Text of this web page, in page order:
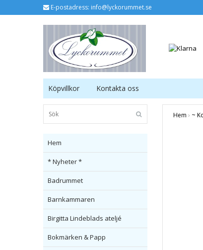
E-postadress: info@lyckorummet.se
Köpvillkor Kontakta oss
Hem
* Nyheter *
Badrummet
Barnkammaren
Birgitta Lindeblads ateljé
Bokmärken & Papp
Hem › ~